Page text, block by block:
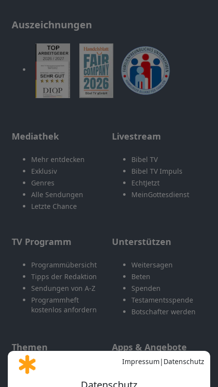
Auszeichnungen
Mediathek
Mehr entdecken
Exklusiv
Genres
Alle Sendungen
Letzte Chance
Livestream
Bibel TV
Bibel TV Impuls
EchtJetzt
MeinGottesdienst
TV Programm
Programmübersicht
Tipps der Redaktion
Sendungen von A-Z
Programmheft
kostenlos anfordern
Unterstützen
Weitersagen
Beten
Spenden
Testamentsspende
Botschafter werden
Themen
Gott und Bibel erklärt
Apps & Angebote
Mobile App